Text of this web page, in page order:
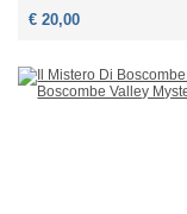
€ 20,00